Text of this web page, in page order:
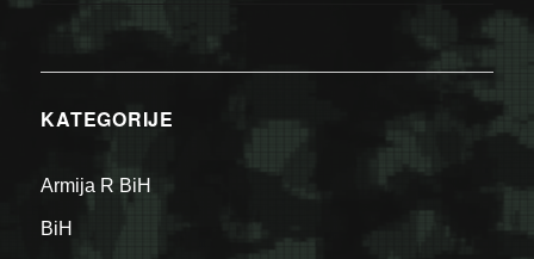
KATEGORIJE
Armija R BiH
BiH